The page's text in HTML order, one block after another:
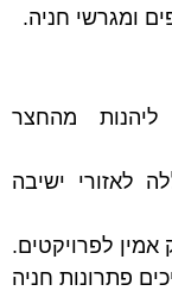
ומגרשי חניה.
מהחצר
לאזורי ישיבה
לפרויקטים.
פתרונות חניה